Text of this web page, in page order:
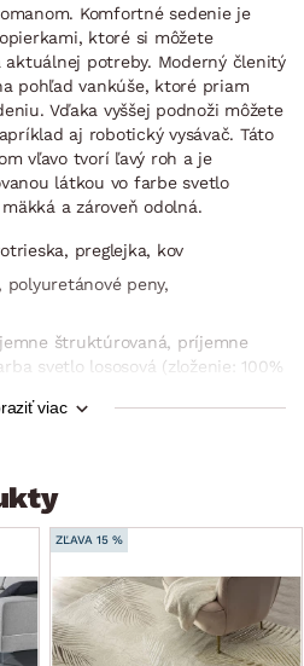
Komfortné sedenie je
ktoré si môžete
aktuálnej potreby. Moderný členitý
pohľad vankúše, ktoré priam
Vďaka vyššej podnoži môžete
aj robotický vysávač. Táto
vľavo tvorí ľavý roh a je
látkou vo farbe svetlo
a zároveň odolná.
preglejka, kov
polyuretánové peny,
štruktúrovaná, príjemne
svetlo lososová (zloženie: 100%
– tkanina je potiahnutá
vody cez tkaninu, čím sa
povrchu materiálu, vďaka tomu
zadnej časti (možné
vankúše
(otoman umiestnený vľavo)
15 cm)
viac
ZĽAVA 15 %